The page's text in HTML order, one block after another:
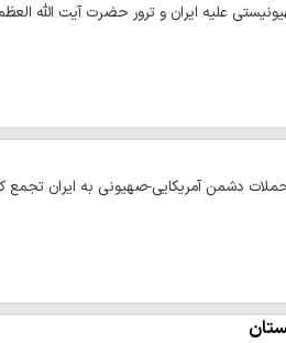
علیه ایران و ترور حضرت آیت الله
دشمن آمریکایی-صهیونی به ایران تجمع